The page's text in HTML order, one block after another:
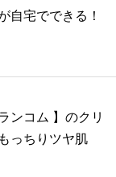
自宅でできる！
ンコム 】のクリ
っちりツヤ肌